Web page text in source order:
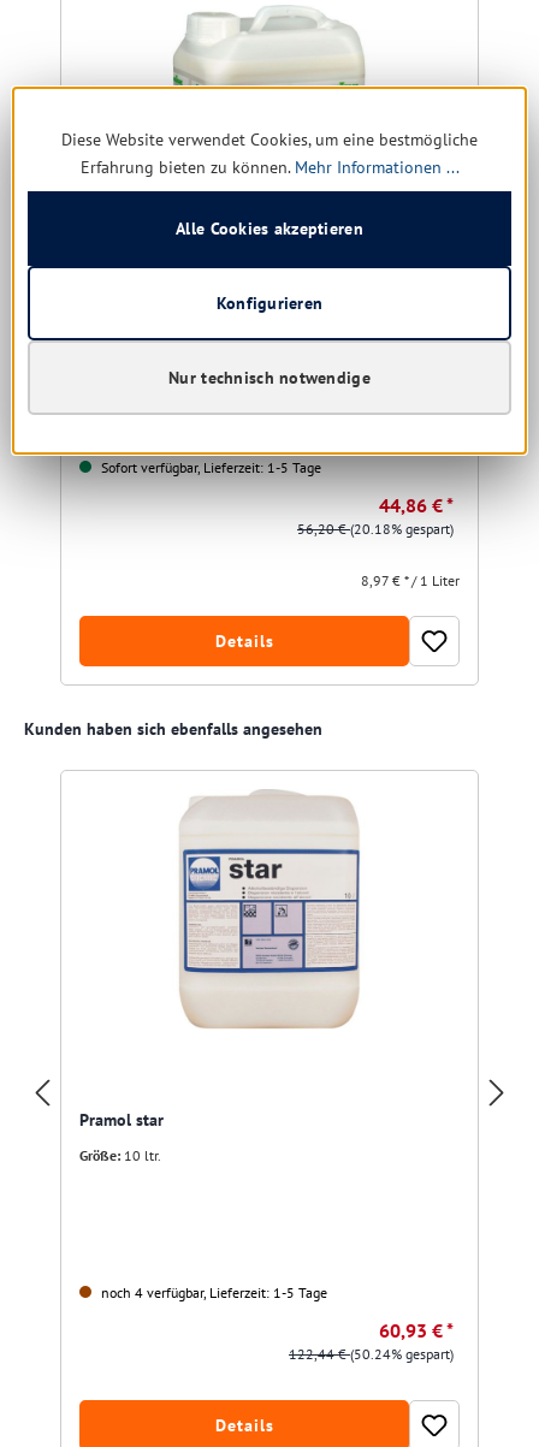
Kiehl Thermohospital 5 ltr.
Desinfektionsmittelbeständige Dispersion
Sofort verfügbar, Lieferzeit: 1-5 Tage
44,86 € *
56,20 €(20.18% gespart)
8,97 € * / 1 Liter
Details
Produktgalerie überspringen
Kunden haben sich ebenfalls angesehen
Pramol star
Größe: 10 ltr.
noch 4 verfügbar, Lieferzeit: 1-5 Tage
60,93 € *
122,44 €(50.24% gespart)
Details
Diese Website verwendet Cookies, um eine bestmögliche
Erfahrung bieten zu können. Mehr Informationen ...
Nur technisch notwendige
Konfigurieren
Alle Cookies akzeptieren